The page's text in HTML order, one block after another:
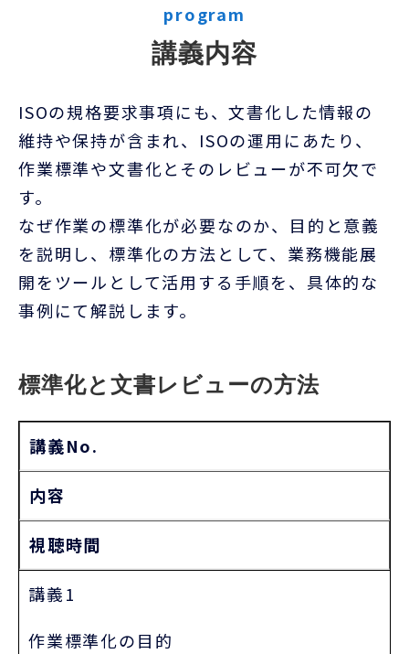
program
講義内容
ISOの規格要求事項にも、文書化した情報の
維持や保持が含まれ、ISOの運用にあたり、
作業標準や文書化とそのレビューが不可欠で
す。
なぜ作業の標準化が必要なのか、目的と意義
を説明し、標準化の方法として、業務機能展
開をツールとして活用する手順を、具体的な
事例にて解説します。
標準化と文書レビューの方法
講義No.
内容
視聴時間
講義1
作業標準化の目的